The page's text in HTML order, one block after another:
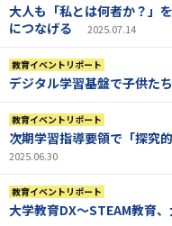
大人も「私とは何者か？」
につなげる
2025.07.14
教育イベントリポート
デジタル学習基盤で子供た
教育イベントリポート
次期学習指導要領で「探究
2025.06.30
教育イベントリポート
大学教育DX～STEAM教育